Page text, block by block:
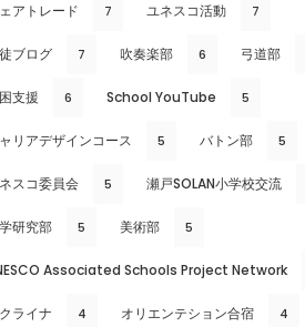
アトレード 7 ユネスコ活動 7
ブログ 7 吹奏楽部 6 弓道部
支援 6 School YouTube 5
リアデザインコース 5 バトン部 5
スコ委員会 5 瀬戸SOLAN小学校交流
研究部 5 美術部 5
Associated Schools Project Network
ライナ 4 オリエンテション合宿 4